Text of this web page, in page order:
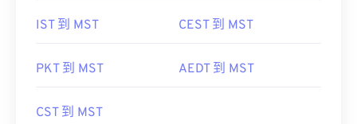
IST 到 MST CEST 到 MST
PKT 到 MST AEDT 到 MST
CST 到 MST